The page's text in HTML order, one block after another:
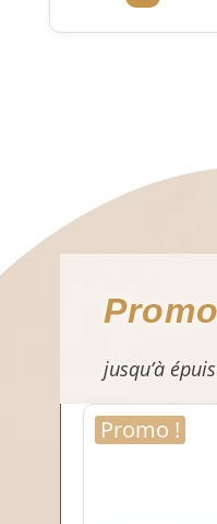
jusqu’à
Promo !